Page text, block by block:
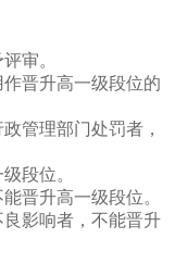
审。
晋升高一级段位的
管理部门处罚者，
段位。
晋升高一级段位。
影响者，不能晋升